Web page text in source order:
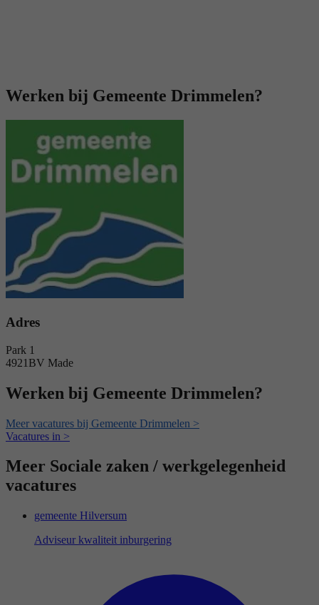
Werken bij Gemeente Drimmelen?
Adres
Park 1
4921BV Made
Werken bij Gemeente Drimmelen?
Meer vacatures bij Gemeente Drimmelen >
Vacatures in >
Meer Sociale zaken / werkgelegenheid
vacatures
gemeente Hilversum
Adviseur kwaliteit inburgering